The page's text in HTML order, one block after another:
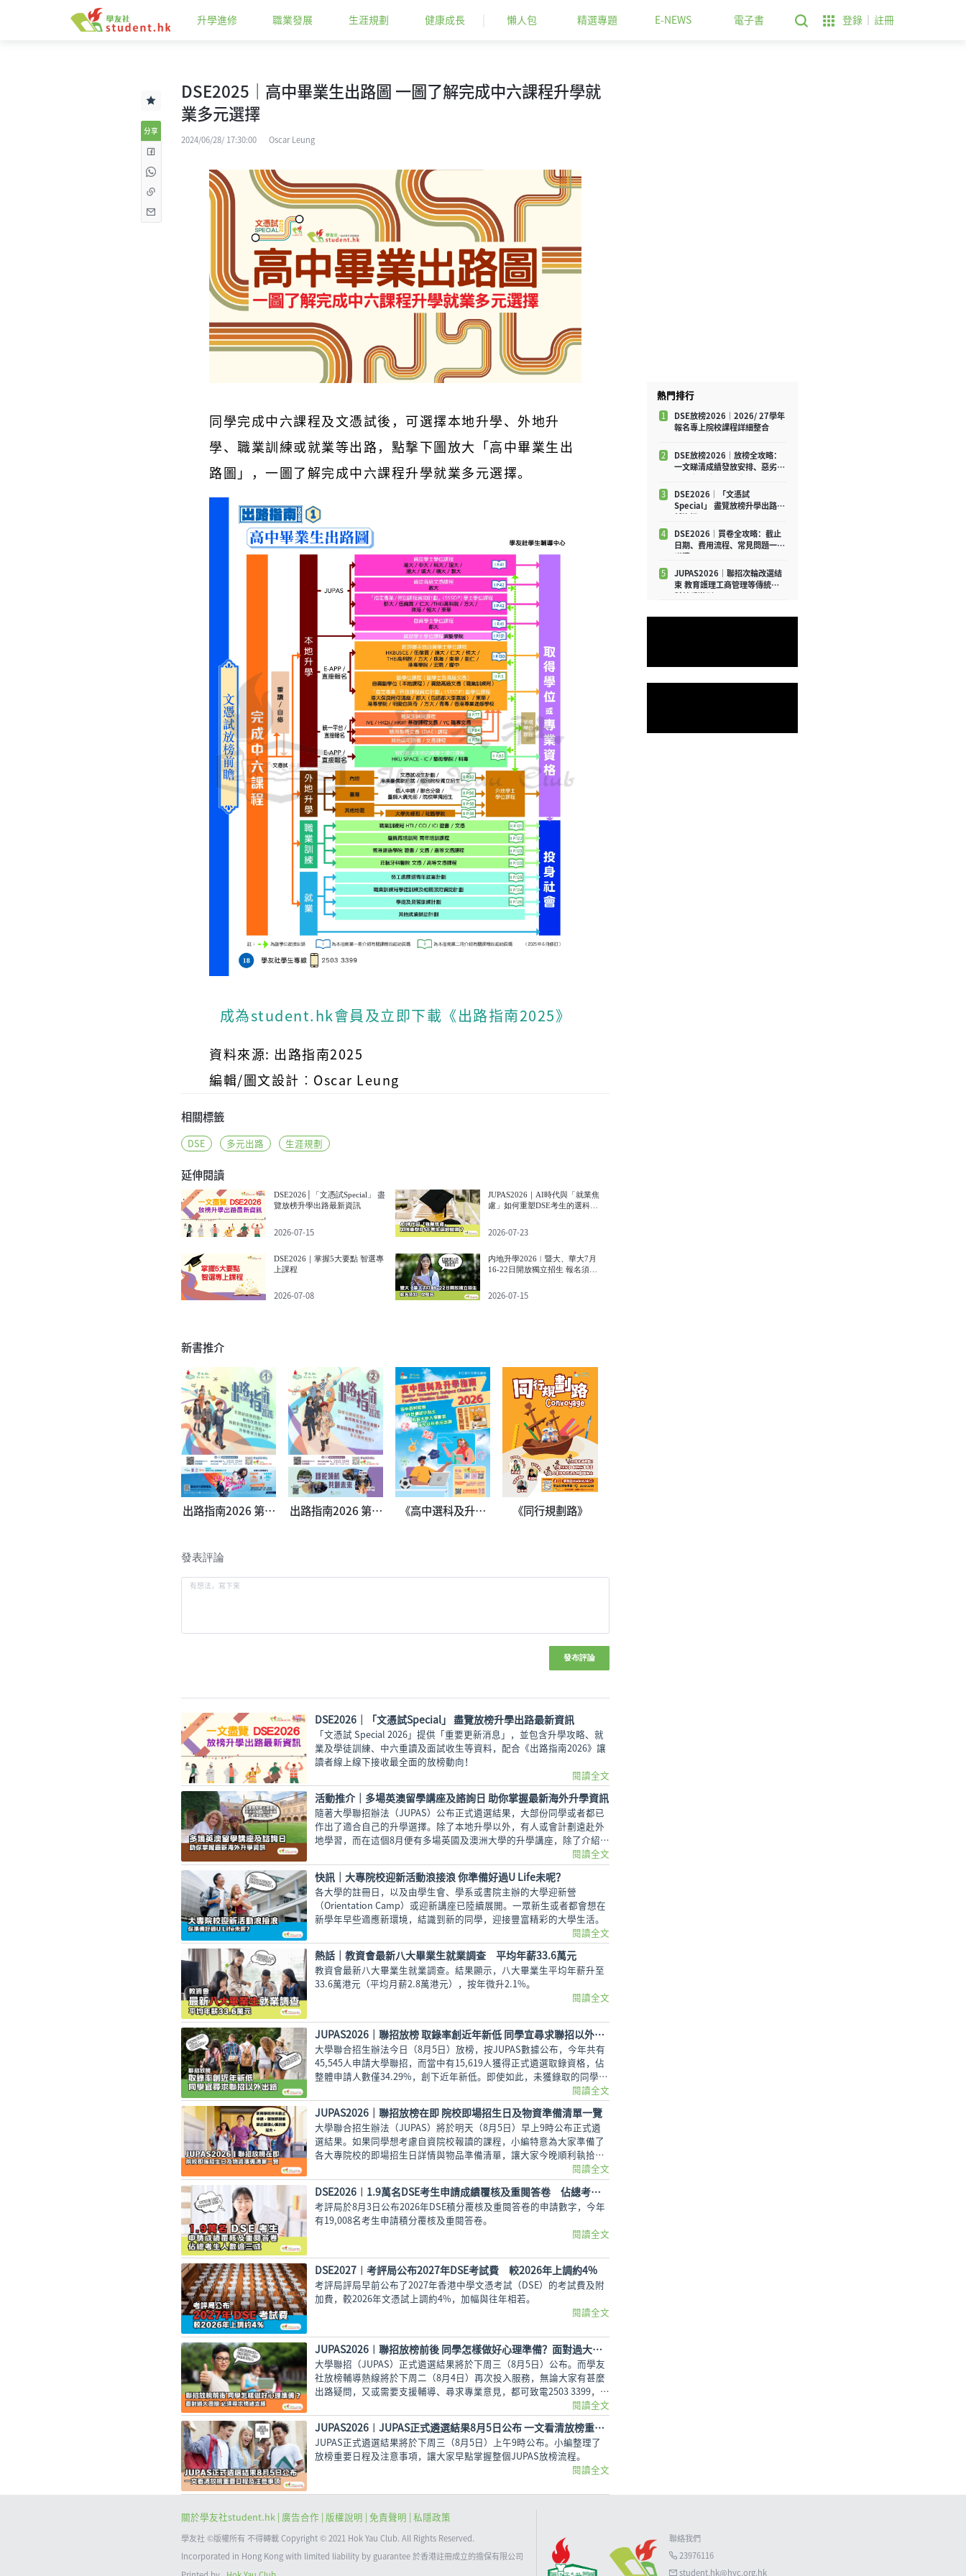
升學進修 職業發展 生涯規劃 健康成長 懶人包 精選專題 E-NEWS 電子書 登錄 註冊
分享
DSE2025｜高中畢業生出路圖 一圖了解完成中六課程升學就
業多元選擇
2024/06/28/ 17:30:00 Oscar Leung
同學完成中六課程及文憑試後，可選擇本地升學、外地升
學、職業訓練或就業等出路，點撃下圖放大「高中畢業生出
路圖」，一圖了解完成中六課程升學就業多元選擇。
成為student.hk會員及立即下載《出路指南2025》
資料來源: 出路指南2025
編輯/圖文設計︰Oscar Leung
相關標籤
DSE 多元出路 生涯規劃
延伸閱讀
DSE2026│「文憑試Special」 盡
覽放榜升學出路最新資訊
2026-07-15
JUPAS2026｜AI時代與「就業焦
慮」如何重塑DSE考生的選科藍
2026-07-23
DSE2026｜掌握5大要點 智選專
上課程
2026-07-08
内地升學2026︱暨大、華大7月
16-22日開放獨立招生 報名須知
2026-07-15
新書推介
出路指南2026 第一
出路指南2026 第二
《高中選科及升學
《同行規劃路》
發表評論
發布評論
DSE2026│「文憑試Special」 盡覽放榜升學出路最新資訊
「文憑試 Special 2026」提供「重要更新消息」，並包含升學攻略、就
業及學徒訓練、中六重讀及面試收生等資料，配合《出路指南2026》讓
讀者線上線下接收最全面的放榜動向！
閱讀全文
活動推介｜多場英澳留學講座及諮詢日 助你掌握最新海外升學資訊
隨著大學聯招辦法（JUPAS）公布正式遴選結果，大部份同學或者都已
作出了適合自己的升學選擇。除了本地升學以外，有人或會計劃遠赴外
地學習，而在這個8月便有多場英國及澳洲大學的升學講座，除了介紹兩
閱讀全文
快訊｜大專院校迎新活動浪接浪 你準備好過U Life未呢？
各大學的註冊日，以及由學生會、學系或書院主辦的大學迎新營
（Orientation Camp）或迎新講座已陸續展開。一眾新生或者都會想在
新學年早些適應新環境，結識到新的同學，迎接豐富精彩的大學生活。
閱讀全文
熱話│教資會最新八大畢業生就業調查 平均年薪33.6萬元
教資會最新八大畢業生就業調查。結果顯示，八大畢業生平均年薪升至
33.6萬港元（平均月薪2.8萬港元），按年微升2.1%。
閱讀全文
JUPAS2026｜聯招放榜 取錄率創近年新低 同學宜尋求聯招以外出路
大學聯合招生辦法今日（8月5日）放榜，按JUPAS數據公布，今年共有
45,545人申請大學聯招，而當中有15,619人獲得正式遴選取錄資格，佔
整體申請人數僅34.29%，創下近年新低。即使如此，未獲錄取的同學也
閱讀全文
JUPAS2026｜聯招放榜在即 院校即場招生日及物資準備清單一覽
大學聯合招生辦法（JUPAS）將於明天（8月5日）早上9時公布正式遴
選結果。如果同學想考慮自資院校報讀的課程，小編特意為大家準備了
各大專院校的即場招生日詳情與物品準備清單，讓大家今晚順利執拾行
閱讀全文
DSE2026︱1.9萬名DSE考生申請成績覆核及重閱答卷 佔總考生人數逾三成
考評局於8月3日公布2026年DSE積分覆核及重閱答卷的申請數字，今年
有19,008名考生申請積分覆核及重閱答卷。
閱讀全文
DSE2027︱考評局公布2027年DSE考試費 較2026年上調約4%
考評局評局早前公布了2027年香港中學文憑考試（DSE）的考試費及附
加費，較2026年文憑試上調約4%，加幅與往年相若。
閱讀全文
JUPAS2026︱聯招放榜前後 同學怎樣做好心理準備？面對過大困擾 必須尋求情緒支援
大學聯招（JUPAS）正式遴選結果將於下周三（8月5日）公布。而學友
社放榜輔導熱線將於下周二（8月4日）再次投入服務，無論大家有甚麼
出路疑問，又或需要支援輔導、尋求專業意見，都可致電2503 3399，與
閱讀全文
JUPAS2026︱JUPAS正式遴選結果8月5日公布 一文看清放榜重要日程及注意事項
JUPAS正式遴選結果將於下周三（8月5日）上午9時公布。小編整理了
放榜重要日程及注意事項，讓大家早點掌握整個JUPAS放榜流程。
閱讀全文
熱門排行
1
DSE放榜2026｜2026/ 27學年
報名專上院校課程詳細整合
2
DSE放榜2026｜放榜全攻略：
一文睇清成績發放安排、惡劣天
3
DSE2026│「文憑試
Special」 盡覽放榜升學出路最
4
DSE2026｜買卷全攻略：截止
日期、費用流程、常見問題一文
5
JUPAS2026｜聯招次輪改選結
束 教育護理工商管理等傳統學
關於學友社student.hk | 廣告合作 | 版權說明 | 免責聲明 | 私隱政策
學友社 ©版權所有 不得轉載 Copyright © 2021 Hok Yau Club. All Rights Reserved.
Incorporated in Hong Kong with limited liability by guarantee 於香港註冊成立的擔保有限公司
聯絡我們
 23976116
 student.hk@hyc.org.hk